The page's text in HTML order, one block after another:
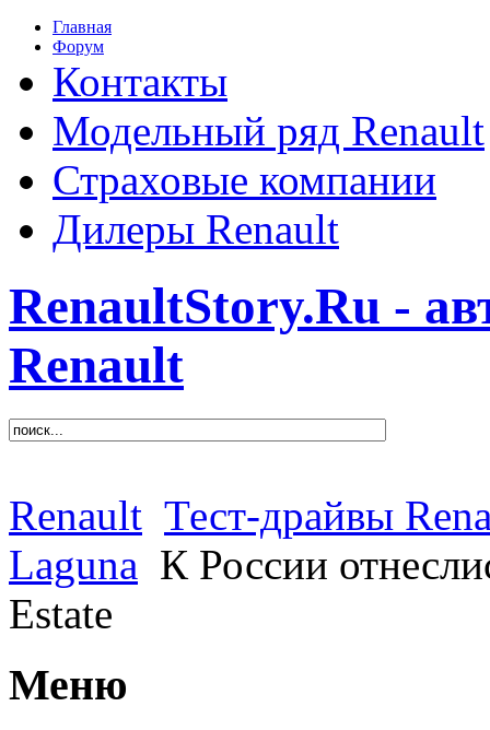
Главная
Форум
Контакты
Модельный ряд Renault
Страховые компании
Дилеры Renault
RenaultStory.Ru -
Renault
Renault Тест-драйвы
Laguna К России
Estate
Меню